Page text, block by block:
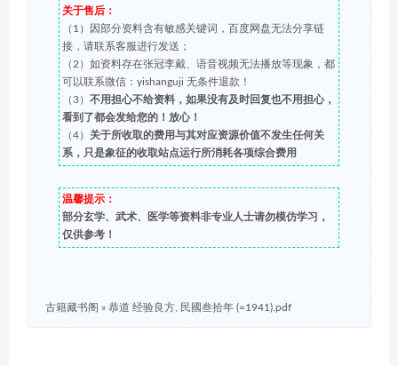
关于售后：
（1）因部分资料含有敏感关键词，百度网盘无法分享链
接，请联系客服进行发送；
（2）如资料存在张冠李戴、语音视频无法播放等现象，都
可以联系微信：yishanguji 无条件退款！
（3） 不用担心不给资料，如果没有及时回复也不用担心，
看到了都会发给您的！放心！
（4） 关于所收取的费用与其对应资源价值不发生任何关
系，只是象征的收取站点运行所消耗各项综合费用
温馨提示：
部分玄学、武术、医学等资料非专业人士请勿模仿学习，
仅供参考！
古籍藏书阁 » 恭道 经验良方, 民國叁拾年 (=1941).pdf